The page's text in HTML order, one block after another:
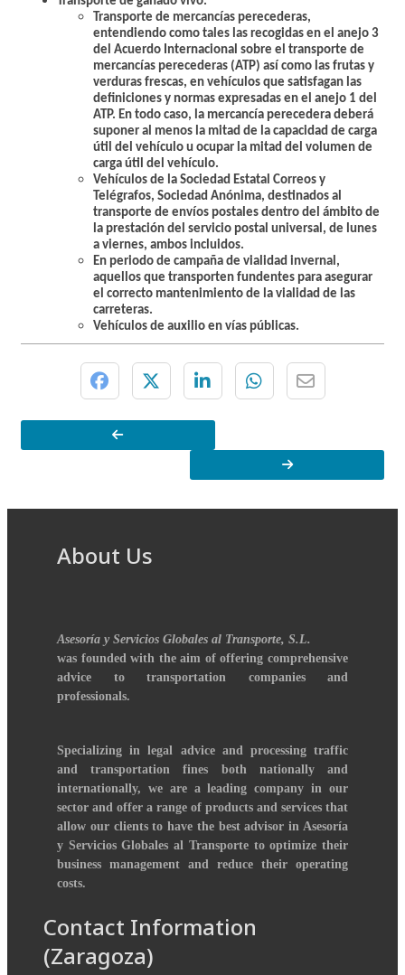
Transporte de mercancías perecederas,
entendiendo como tales las recogidas en el anejo 3
del Acuerdo Internacional sobre el transporte de
mercancías perecederas (ATP) así como las frutas y
verduras frescas, en vehículos que satisfagan las
definiciones y normas expresadas en el anejo 1 del
ATP. En todo caso, la mercancía perecedera deberá
suponer al menos la mitad de la capacidad de carga
útil del vehículo u ocupar la mitad del volumen de
carga útil del vehículo.
Vehículos de la Sociedad Estatal Correos y
Telégrafos, Sociedad Anónima, destinados al
transporte de envíos postales dentro del ámbito de
la prestación del servicio postal universal, de lunes
a viernes, ambos incluidos.
En periodo de campaña de vialidad invernal,
aquellos que transporten fundentes para asegurar
el correcto mantenimiento de la vialidad de las
carreteras.
Vehículos de auxilio en vías públicas.
About Us
Asesoría y Servicios Globales al Transporte, S.L.
was founded with the aim of offering comprehensive
advice to transportation companies and
professionals.
Specializing in legal advice and processing traffic
and transportation fines both nationally and
internationally, we are a leading company in our
sector and offer a range of products and services that
allow our clients to have the best advisor in Asesoría
y Servicios Globales al Transporte to optimize their
business management and reduce their operating
costs.
Contact Information
(Zaragoza)